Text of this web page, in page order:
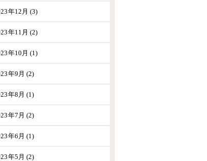
年12月 (3)
年11月 (2)
年10月 (1)
年9月 (2)
年8月 (1)
年7月 (2)
年6月 (1)
年5月 (2)